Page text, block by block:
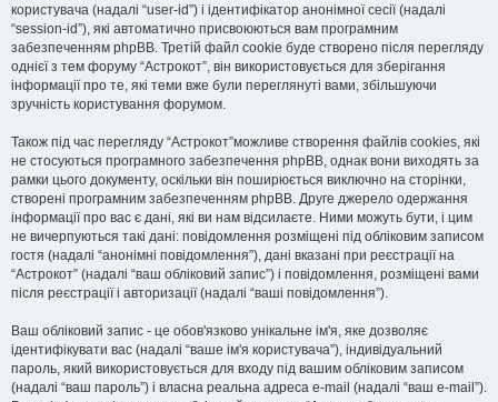
користувача (надалі “user-id”) і ідентифікатор анонімної сесії (надалі
“session-id”), які автоматично присвоюються вам програмним
забезпеченням phpBB. Третій файл cookie буде створено після перегляду
однієї з тем форуму “Астрокот”, він використовується для зберігання
інформації про те, які теми вже були переглянуті вами, збільшуючи
зручність користування форумом.
Також під час перегляду “Астрокот”можливе створення файлів cookies, які
не стосуються програмного забезпечення phpBB, однак вони виходять за
рамки цього документу, оскільки він поширюється виключно на сторінки,
створені програмним забезпеченням phpBB. Друге джерело одержання
інформації про вас є дані, які ви нам відсилаєте. Ними можуть бути, і цим
не вичерпуються такі дані: повідомлення розміщені під обліковим записом
гостя (надалі “анонімні повідомлення”), дані вказані при реєстрації на
“Астрокот” (надалі “ваш обліковий запис”) і повідомлення, розміщені вами
після реєстрації і авторизації (надалі “ваші повідомлення”).
Ваш обліковий запис - це обов'язково унікальне ім'я, яке дозволяє
ідентифікувати вас (надалі “ваше ім'я користувача”), індивідуальний
пароль, який використовується для входу під вашим обліковим записом
(надалі “ваш пароль”) і власна реальна адреса e-mail (надалі “ваш e-mail”).